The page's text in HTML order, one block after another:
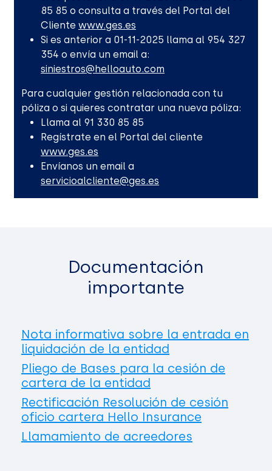
85 85 o consulta a través del Portal del
Cliente www.ges.es
Si es anterior a 01-11-2025 llama al 954 327
354 o envía un email a:
siniestros@helloauto.com
Para cualquier gestión relacionada con tu
póliza o si quieres contratar una nueva póliza:
Llama al 91 330 85 85
Regístrate en el Portal del cliente
www.ges.es
Envíanos un email a
servicioalcliente@ges.es
Documentación
importante
Nota informativa sobre la entrada en
liquidación de la entidad
Pliego de Bases para la cesión de
cartera de la entidad
Rectificación Resolución de cesión
oficio cartera Hello Insurance
Llamamiento de acreedores